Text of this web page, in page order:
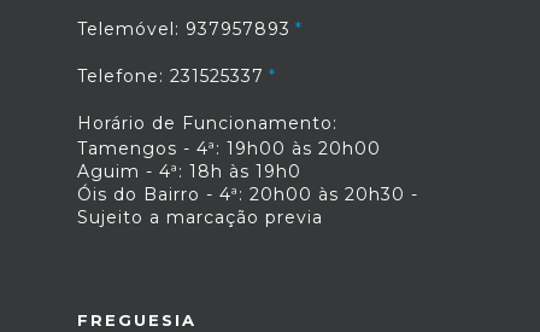
Telemóvel: 937957893
Telefone: 231525337
Horário de Funcionamento:
Tamengos - 4ª: 19h00 às 20h00
Aguim - 4ª: 18h às 19h0
Óis do Bairro - 4ª: 20h00 às 20h30 -
Sujeito a marcação previa
FREGUESIA